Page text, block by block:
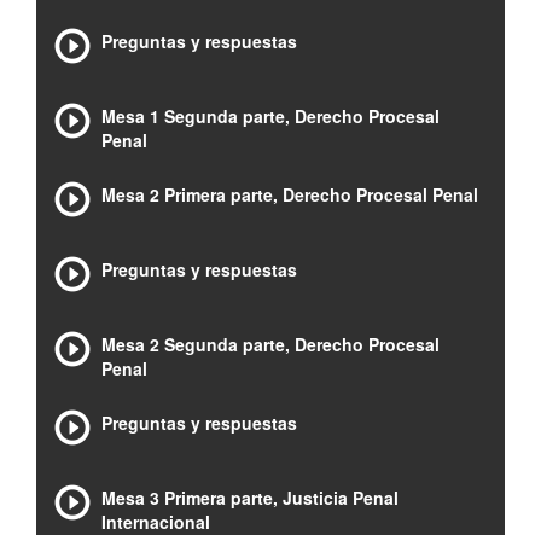
Preguntas y respuestas
Mesa 1 Segunda parte, Derecho Procesal
Penal
Mesa 2 Primera parte, Derecho Procesal Penal
Preguntas y respuestas
Mesa 2 Segunda parte, Derecho Procesal
Penal
Preguntas y respuestas
Mesa 3 Primera parte, Justicia Penal
Internacional